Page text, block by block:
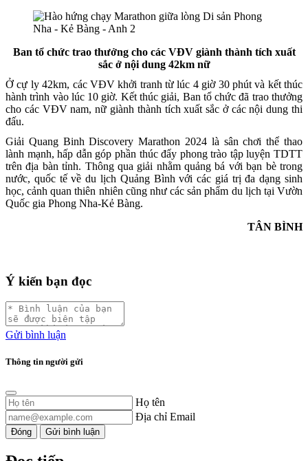
Ban tổ chức trao thưởng cho các VĐV giành thành tích xuất
sắc ở nội dung 42km nữ
Ở cự ly 42km, các VĐV khởi tranh từ lúc 4 giờ 30 phút và kết thúc
hành trình vào lúc 10 giờ. Kết thúc giải, Ban tổ chức đã trao thưởng
cho các VĐV nam, nữ giành thành tích xuất sắc ở các nội dung thi
đấu.
Giải Quang Binh Discovery Marathon 2024 là sân chơi thể thao
lành mạnh, hấp dẫn góp phần thúc đẩy phong trào tập luyện TDTT
trên địa bàn tỉnh. Thông qua giải nhằm quảng bá với bạn bè trong
nước, quốc tế về du lịch Quảng Bình với các giá trị đa dạng sinh
học, cảnh quan thiên nhiên cũng như các sản phẩm du lịch tại Vườn
Quốc gia Phong Nha-Kẻ Bàng.
TÂN BÌNH
Ý kiến bạn đọc
Gửi bình luận
Thông tin người gửi
Họ tên
Địa chỉ Email
Đóng Gửi bình luận